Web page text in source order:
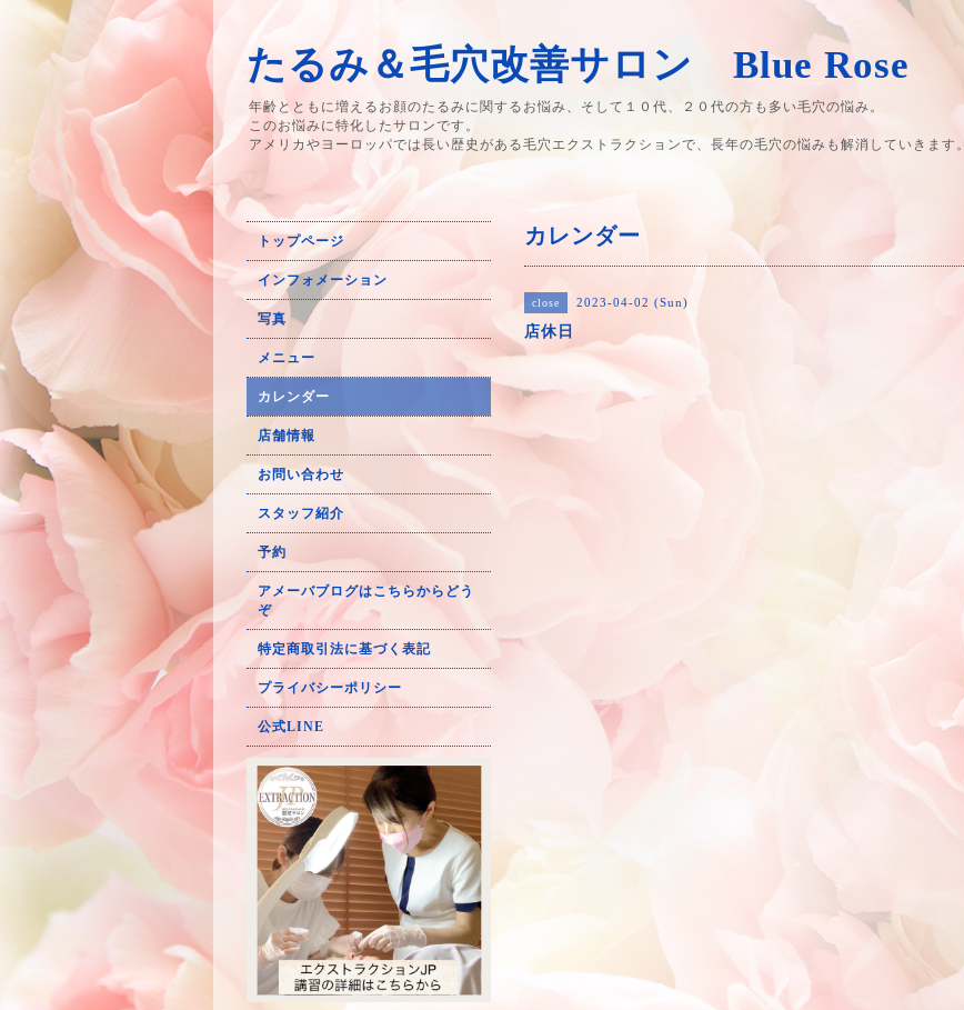
たるみ＆毛穴改善サロン Blue Rose
年齢とともに増えるお顔のたるみに関するお悩み、そして１０代、２０代の方も多い毛穴の悩み。
このお悩みに特化したサロンです。
アメリカやヨーロッパでは長い歴史がある毛穴エクストラクションで、長年の毛穴の悩みも解消していきます。
カレンダー
close 2023-04-02 (Sun)
店休日
トップページ
インフォメーション
写真
メニュー
カレンダー
店舗情報
お問い合わせ
スタッフ紹介
予約
アメーバブログはこちらからどう
ぞ
特定商取引法に基づく表記
プライバシーポリシー
公式LINE